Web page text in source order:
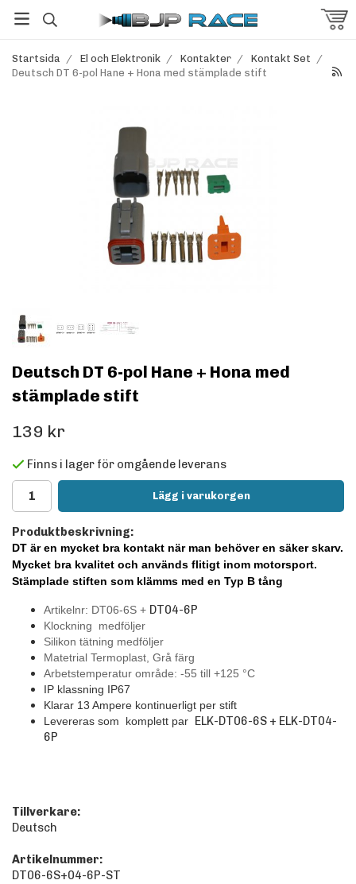
Startsida / El och Elektronik / Kontakter / Kontakt Set /
Deutsch DT 6-pol Hane + Hona med stämplade stift
Deutsch DT 6-pol Hane + Hona med
stämplade stift
139 kr
Finns i lager för omgående leverans
Lägg i varukorgen
Produktbeskrivning:
DT är en mycket bra kontakt när man behöver en säker skarv.
Mycket bra kvalitet och används flitigt inom motorsport.
Stämplade stiften som klämms med en Typ B tång
Artikelnr: DT06-6S + DT04-6P
Klockning medföljer
Silikon tätning medföljer
Matetrial Termoplast, Grå färg
Arbetstemperatur område: -55 till +125 °C
IP klassning IP67
Klarar 13 Ampere kontinuerligt per stift
Levereras som komplett par ELK-DT06-6S + ELK-DT04-
6P
Tillverkare:
Deutsch
Artikelnummer:
DT06-6S+04-6P-ST